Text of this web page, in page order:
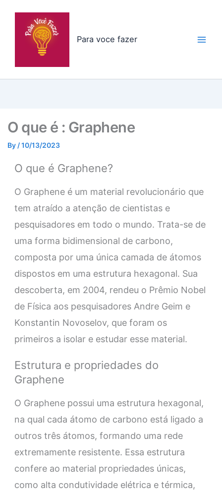
Para voce fazer
O que é : Graphene
By /10/13/2023
O que é Graphene?
O Graphene é um material revolucionário que
tem atraído a atenção de cientistas e
pesquisadores em todo o mundo. Trata-se de
uma forma bidimensional de carbono,
composta por uma única camada de átomos
dispostos em uma estrutura hexagonal. Sua
descoberta, em 2004, rendeu o Prêmio Nobel
de Física aos pesquisadores Andre Geim e
Konstantin Novoselov, que foram os
primeiros a isolar e estudar esse material.
Estrutura e propriedades do
Graphene
O Graphene possui uma estrutura hexagonal,
na qual cada átomo de carbono está ligado a
outros três átomos, formando uma rede
extremamente resistente. Essa estrutura
confere ao material propriedades únicas,
como alta condutividade elétrica e térmica,